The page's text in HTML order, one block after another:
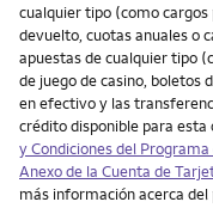
cualquier tipo (como
devuelto, cuotas anuales o
apuestas de cualquier tipo
de juego de casino, boletos
en efectivo y las
crédito disponible para
y Condiciones del
Anexo de la Cuenta de
más información acerca